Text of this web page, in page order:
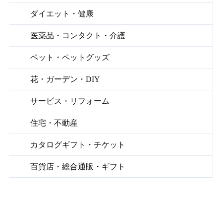
ダイエット・健康
医薬品・コンタクト・介護
ペット・ペットグッズ
花・ガーデン・DIY
サービス・リフォーム
住宅・不動産
カタログギフト・チケット
百貨店・総合通販・ギフト